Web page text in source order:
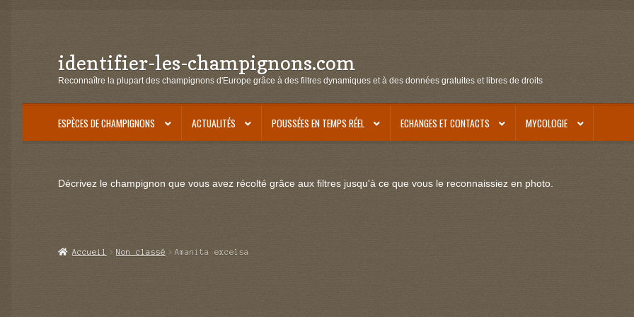
Aller
à
navigation
Aller
au
identifier-les-champignons.com
Reconnaître la plupart des champignons d'Europe grâce à des filtres dynamiques et à des données gratuites et libres de droits
ESPÈCES DE CHAMPIGNONS ACTUALITÉS POUSSÉES EN TEMPS RÉEL ECHANGES ET CONTACTS MYCOLOGIE
Décrivez le champignon que vous avez récolté grâce aux filtres jusqu'à ce que vous le reconnaissiez en photo.
Accueil Non classé Amanita excelsa